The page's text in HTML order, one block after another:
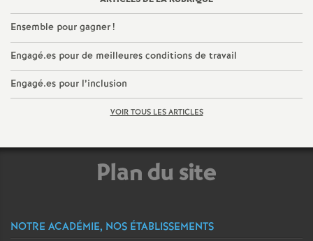
e
m
e
t
Ensemble pour gagner!
Engagé.es pour de meilleures conditions de travail
Engagé.es pour l’inclusion
VOIR TOUS LES ARTICLES
Plan du site
NOTRE ACADÉMIE, NOS ÉTABLISSEMENTS